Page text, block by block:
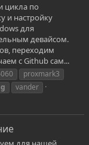
цикла по
и настройку
для
девайсом.
переходим
с Github сам...
proxmark3
vander